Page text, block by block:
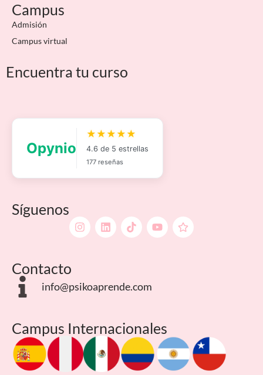
Campus
Admisión
Campus virtual
Encuentra tu curso
Síguenos
Contacto
info@psikoaprende.com
Campus Internacionales